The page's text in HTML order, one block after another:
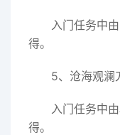
入门任务中
得。
5、沧海观澜
入门任务中
得。